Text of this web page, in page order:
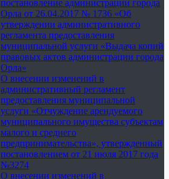
постановление администрации города
Орла от 26.04.2017 № 1736 «Об
утверждении административного
регламента предоставления
муниципальной услуги «Выдача копий
правовых актов администрации города
Орла»
О внесении изменений в
административный регламент
предоставления муниципальной
услуги «Отчуждение арендуемого
муниципального имущества субъектам
малого и среднего
предпринимательства», утвержденный
постановлением от 21 июля 2017 года
№3274
О внесении изменений в